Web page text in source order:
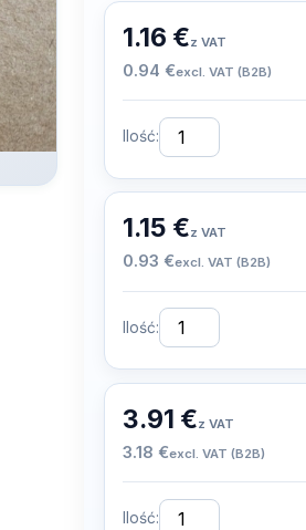
1.16 €z VAT
0.94 €excl. VAT (B2B)
Ilość:
1.15 €z VAT
0.93 €excl. VAT (B2B)
Ilość:
3.91 €z VAT
3.18 €excl. VAT (B2B)
Ilość: